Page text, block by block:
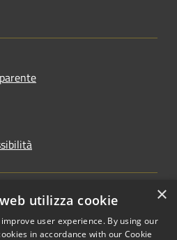
Copyright © 2026 • Comune di
Monchio delle Corti • Powered
×
utilizza cookie
user experience. By using our
in accordance with our Cookie